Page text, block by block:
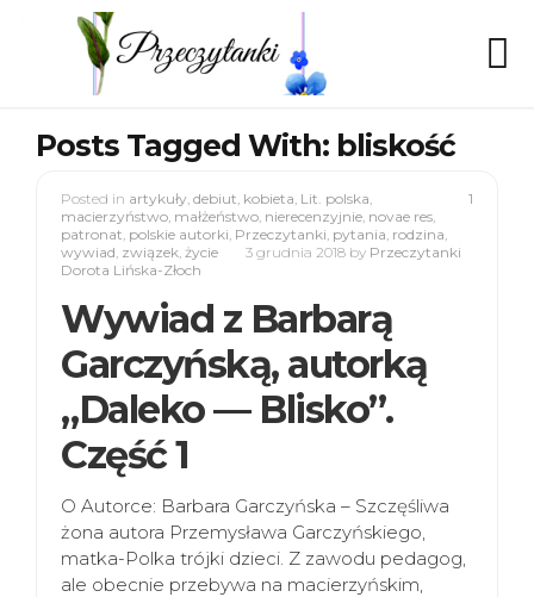
Posts Tagged With: bliskość
1
Posted in artykuły, debiut, kobieta, Lit. polska,
macierzyństwo, małżeństwo, nierecenzyjnie, novae res,
patronat, polskie autorki, Przeczytanki, pytania, rodzina,
wywiad, związek, życie 3 grudnia 2018 by Przeczytanki
Dorota Lińska-Złoch
Wywiad z Barbarą
Garczyńską, autorką
„Daleko — Blisko”.
Część 1
O Autorce: Barbara Garczyńska – Szczęśliwa
żona autora Przemysława Garczyńskiego,
matka-Polka trójki dzieci. Z zawodu pedagog,
ale obecnie przebywa na macierzyńskim,